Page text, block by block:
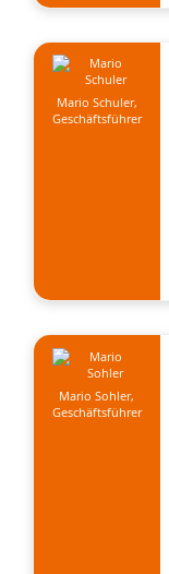
Mario Schuler,
Geschäftsführer
Mario Sohler,
Geschäftsführer